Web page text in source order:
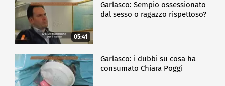
05:41
Garlasco: Sempio ossessionato
dal sesso o ragazzo rispettoso?
Garlasco: i dubbi su cosa ha
consumato Chiara Poggi